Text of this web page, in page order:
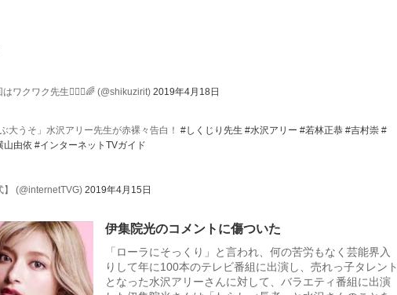
ワクワク先生🤹🏻‍♂️🌈 (@shikuzirit) 2019年4月18日
大うそ」水沢アリー先生が赤裸々告白！ #しくじり先生 #水沢アリー #若林正恭 #吉村崇 #
山由依 #インターネットTVガイド
(@internetTVG) 2019年4月15日
伊集院光のコメントに傷ついた
「ローラにそっくり」と言われ、何の苦労もなく芸能界入
りして年に100本のテレビ番組に出演し、売れっ子タレント
となった水沢アリーさんに対して、バラエティ番組に出演